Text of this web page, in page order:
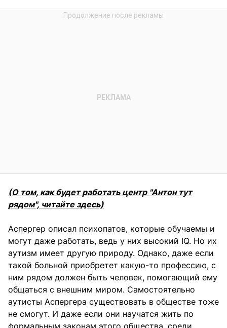
(О том, как будет работать центр "Антон тут
рядом", читайте здесь)
Аспергер описал психопатов, которые обучаемы и
могут даже работать, ведь у них высокий IQ. Но их
аутизм имеет другую природу. Однако, даже если
такой больной приобретет какую-то профессию, с
ним рядом должен быть человек, помогающий ему
общаться с внешним миром. Самостоятельно
аутисты Аспергера существовать в обществе тоже
не смогут. И даже если они научатся жить по
формальным законам этого общества, среди